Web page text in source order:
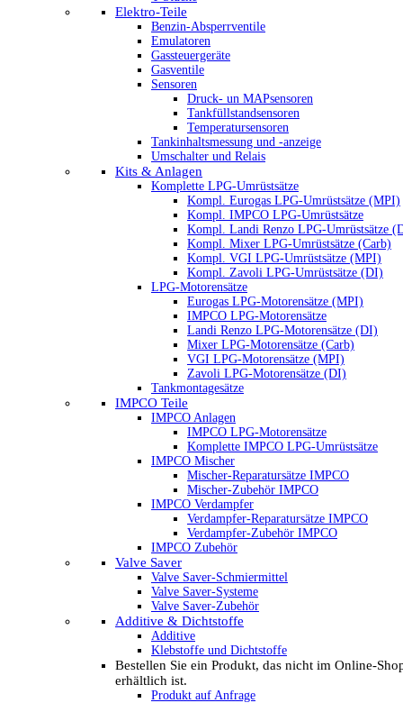
Elektro-Teile
Benzin-Absperrventile
Emulatoren
Gassteuergeräte
Gasventile
Sensoren
Druck- un MAPsensoren
Tankfüllstandsensoren
Temperatursensoren
Tankinhaltsmessung und -anzeige
Umschalter und Relais
Kits & Anlagen
Komplette LPG-Umrüstsätze
Kompl. Eurogas LPG-Umrüstsätze (MPI)
Kompl. IMPCO LPG-Umrüstsätze
Kompl. Landi Renzo LPG-Umrüstsätze
Kompl. Mixer LPG-Umrüstsätze (Carb)
Kompl. VGI LPG-Umrüstsätze (MPI)
Kompl. Zavoli LPG-Umrüstsätze (DI)
LPG-Motorensätze
Eurogas LPG-Motorensätze (MPI)
IMPCO LPG-Motorensätze
Landi Renzo LPG-Motorensätze (DI)
Mixer LPG-Motorensätze (Carb)
VGI LPG-Motorensätze (MPI)
Zavoli LPG-Motorensätze (DI)
Tankmontagesätze
IMPCO Teile
IMPCO Anlagen
IMPCO LPG-Motorensätze
Komplette IMPCO LPG-Umrüstsätze
IMPCO Mischer
Mischer-Reparatursätze IMPCO
Mischer-Zubehör IMPCO
IMPCO Verdampfer
Verdampfer-Reparatursätze IMPCO
Verdampfer-Zubehör IMPCO
IMPCO Zubehör
Valve Saver
Valve Saver-Schmiermittel
Valve Saver-Systeme
Valve Saver-Zubehör
Additive & Dichtstoffe
Additive
Klebstoffe und Dichtstoffe
Bestellen Sie ein Produkt, das nicht im Online-
erhältlich ist.
Produkt auf Anfrage